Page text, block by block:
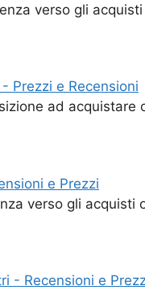
verso gli
Prezzi e Recensioni
ad
e Prezzi
verso gli acquisti
- Recensioni e